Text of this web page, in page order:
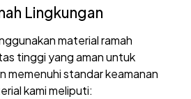
Lingkungan
material ramah
tinggi yang aman untuk
memenuhi standar keamanan
kami meliputi: